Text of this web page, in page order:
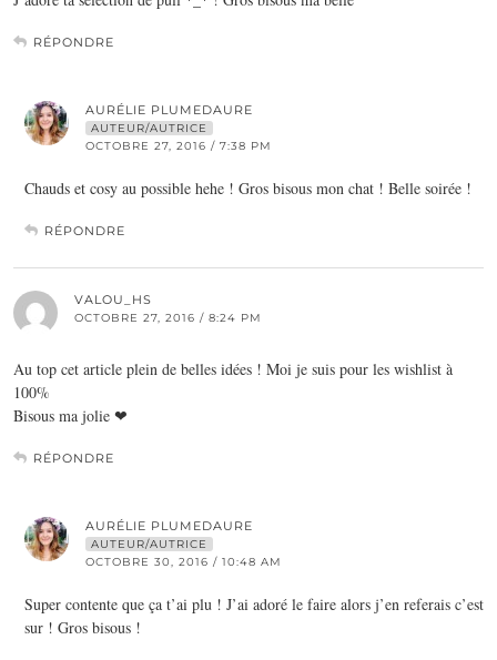
RÉPONDRE
AURÉLIE PLUMEDAURE
AUTEUR/AUTRICE
OCTOBRE 27, 2016 / 7:38 PM
Chauds et cosy au possible hehe ! Gros bisous mon chat ! Belle soirée !
RÉPONDRE
VALOU_HS
OCTOBRE 27, 2016 / 8:24 PM
Au top cet article plein de belles idées ! Moi je suis pour les wishlist à
100%
Bisous ma jolie ❤
RÉPONDRE
AURÉLIE PLUMEDAURE
AUTEUR/AUTRICE
OCTOBRE 30, 2016 / 10:48 AM
Super contente que ça t’ai plu ! J’ai adoré le faire alors j’en referais c’est
sur ! Gros bisous !